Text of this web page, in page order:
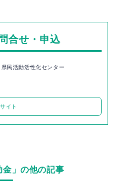
合せ・申込
民活動活性化センター
イト
金」の他の記事